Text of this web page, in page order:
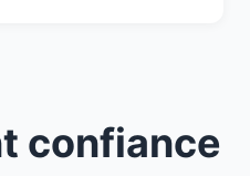
confiance